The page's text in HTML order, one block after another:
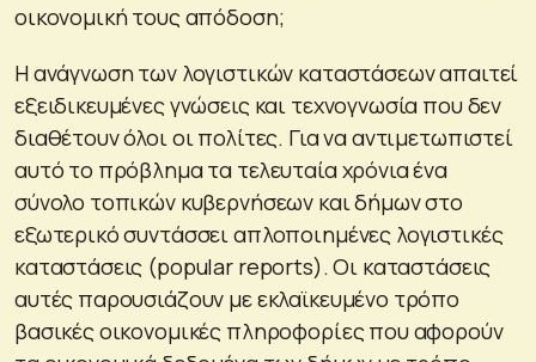
οικονομική τους απόδοση;
Η ανάγνωση των λογιστικών καταστάσεων απαιτεί
εξειδικευμένες γνώσεις και τεχνογνωσία που δεν
διαθέτουν όλοι οι πολίτες. Για να αντιμετωπιστεί
αυτό το πρόβλημα τα τελευταία χρόνια ένα
σύνολο τοπικών κυβερνήσεων και δήμων στο
εξωτερικό συντάσσει απλοποιημένες λογιστικές
καταστάσεις (popular reports). Οι καταστάσεις
αυτές παρουσιάζουν με εκλαϊκευμένο τρόπο
βασικές οικονομικές πληροφορίες που αφορούν